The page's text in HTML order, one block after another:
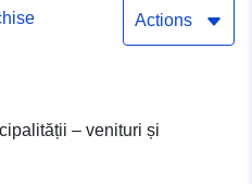
Actions
– venituri și